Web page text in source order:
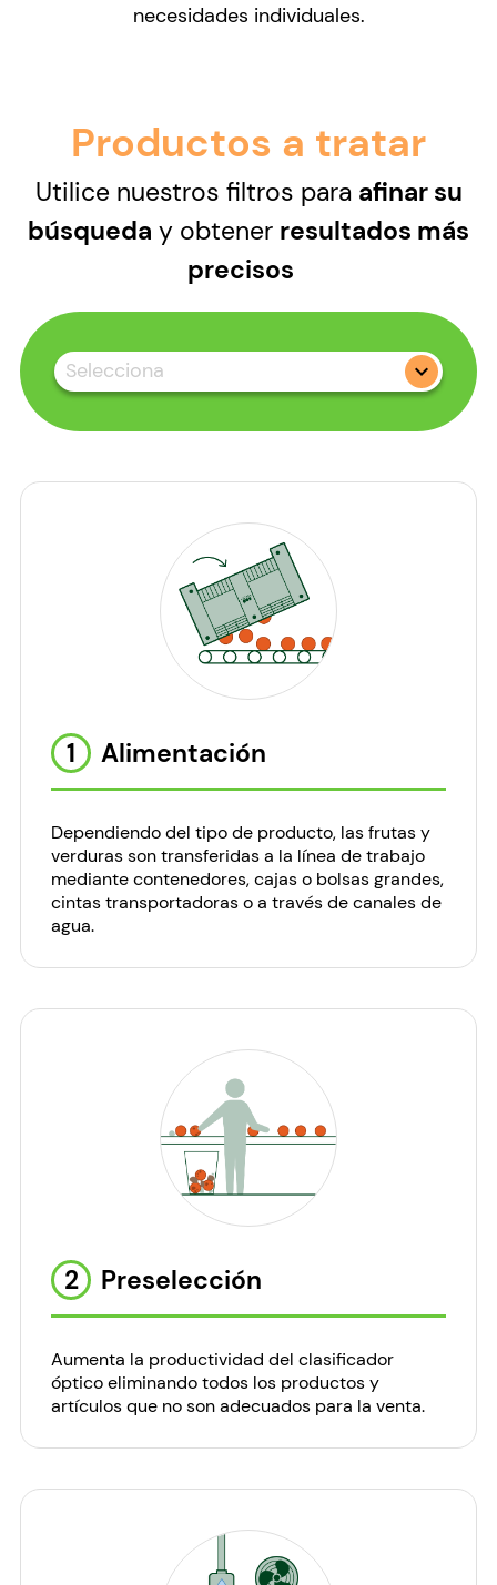
necesidades individuales.
Productos a tratar
Utilice nuestros filtros para afinar su
búsqueda y obtener resultados más
precisos
Selecciona
1 Alimentación
Dependiendo del tipo de producto, las frutas y
verduras son transferidas a la línea de trabajo
mediante contenedores, cajas o bolsas grandes,
cintas transportadoras o a través de canales de
agua.
2 Preselección
Aumenta la productividad del clasificador
óptico eliminando todos los productos y
artículos que no son adecuados para la venta.